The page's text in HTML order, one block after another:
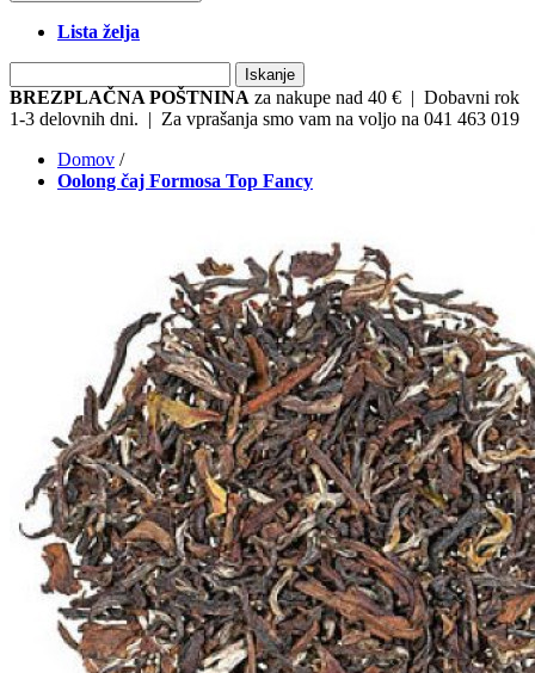
Lista želja
Iskanje
BREZPLAČNA POŠTNINA za nakupe nad 40 € | Dobavni rok
1-3 delovnih dni. | Za vprašanja smo vam na voljo na 041 463 019
Domov /
Oolong čaj Formosa Top Fancy